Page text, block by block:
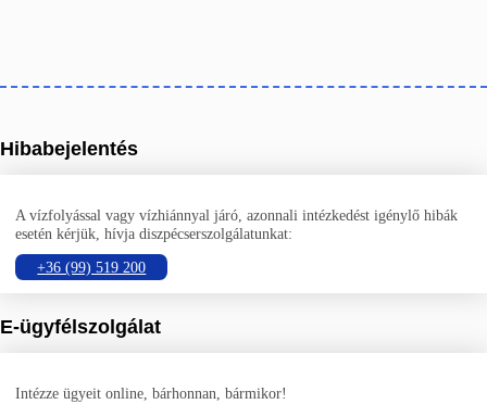
Hibabejelentés
A vízfolyással vagy vízhiánnyal járó, azonnali intézkedést igénylő hibák
esetén kérjük, hívja diszpécserszolgálatunkat:
+36 (99) 519 200
E-ügyfélszolgálat
Intézze ügyeit online, bárhonnan, bármikor!